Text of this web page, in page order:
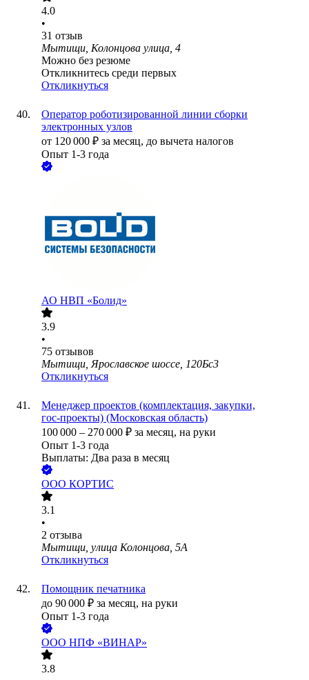
4.0
•
31 отзыв
Мытищи, Колонцова улица, 4
Можно без резюме
Откликнитесь среди первых
Откликнуться
Оператор роботизированной линии сборки
электронных узлов
от 120 000 ₽ за месяц, до вычета налогов
Опыт 1-3 года
АО НВП «Болид»
3.9
•
75 отзывов
Мытищи, Ярославское шоссе, 120Бс3
Откликнуться
Менеджер проектов (комплектация, закупки,
гос‑проекты) (Московская область)
100 000 – 270 000 ₽ за месяц, на руки
Опыт 1-3 года
Выплаты: Два раза в месяц
ООО КОРТИС
3.1
•
2 отзыва
Мытищи, улица Колонцова, 5А
Откликнуться
Помощник печатника
до 90 000 ₽ за месяц, на руки
Опыт 1-3 года
ООО НПФ «ВИНАР»
3.8